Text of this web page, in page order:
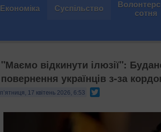
Економіка Суспільство сотня
"Маємо відкинути ілюзії":
повернення українців з-за
п’ятниця, 17 квітень 2026, 6:53